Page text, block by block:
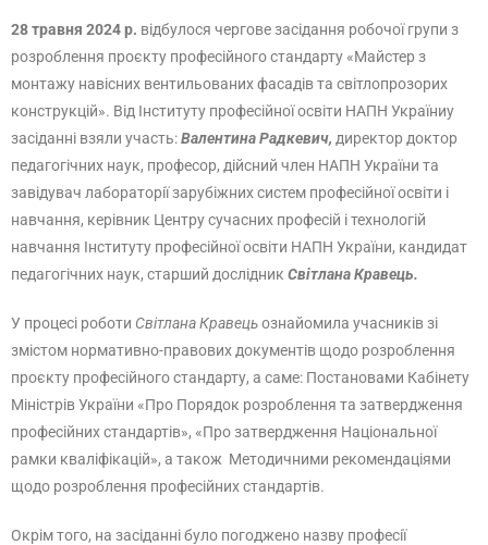
28 травня 2024 р. відбулося чергове засідання робочої групи з
розроблення проєкту професійного стандарту «Майстер з
монтажу навісних вентильованих фасадів та світлопрозорих
конструкцій». Від Інституту професійної освіти НАПН Україниу
засіданні взяли участь:Валентина Радкевич, директор доктор
педагогічних наук, професор, дійсний член НАПН України та
завідувач лабораторії зарубіжних систем професійної освіти і
навчання, керівник Центру сучасних професій і технологій
навчання Інституту професійної освіти НАПН України, кандидат
педагогічних наук, старший дослідник Світлана Кравець.
У процесі роботи Світлана Кравецьознайомила учасників зі
змістом нормативно-правових документів щодо розроблення
проєкту професійного стандарту, а саме: Постановами Кабінету
Міністрів України «Про Порядок розроблення та затвердження
професійних стандартів», «Про затвердження Національної
рамки кваліфікацій», а також Методичними рекомендаціями
щодо розроблення професійних стандартів.
Окрім того, на засіданні було погоджено назву професії